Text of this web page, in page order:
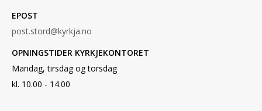
EPOST
post.stord@kyrkja.no
OPNINGSTIDER KYRKJEKONTORET
Mandag, tirsdag og torsdag
kl. 10.00 - 14.00